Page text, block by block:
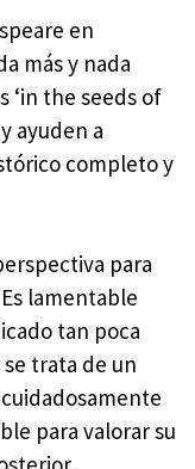
en
más y nada
‘in the seeds of
ayuden a
completo y
para
lamentable
tan poca
se trata de un
para valorar su